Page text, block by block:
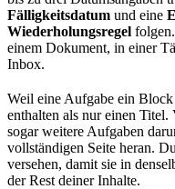
Fälligkeitsdatum und eine
Wiederholungsregel
einem Dokument, in einer
Inbox.
Weil eine Aufgabe ein
enthalten als nur einen
sogar weitere Aufgaben
vollständigen Seite heran.
versehen, damit sie in
der Rest deiner Inhalte.